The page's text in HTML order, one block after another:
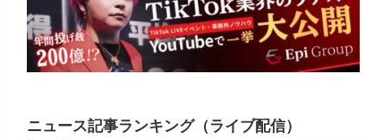
ニュース記事ランキング（ライブ配信）